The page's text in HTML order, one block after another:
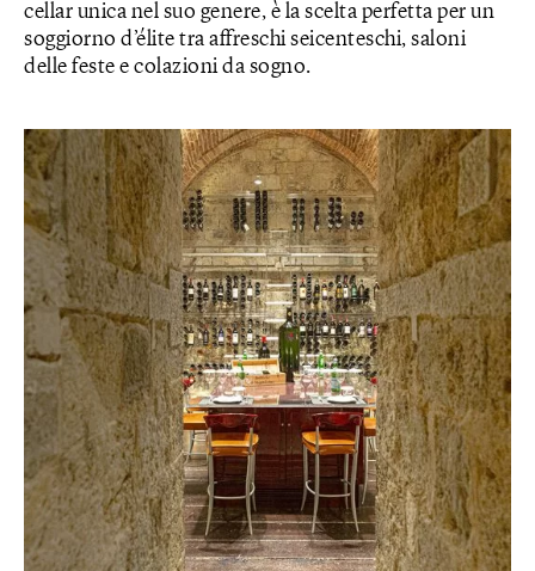
cellar unica nel suo genere, è la scelta perfetta per un
soggiorno d’élite tra affreschi seicenteschi, saloni
delle feste e colazioni da sogno.